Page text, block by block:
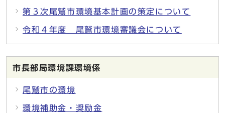
第３次尾鷲市環境基本計画の策定について
令和４年度 尾鷲市環境審議会について
市長部局環境課環境係
尾鷲市の環境
環境補助金・奨励金